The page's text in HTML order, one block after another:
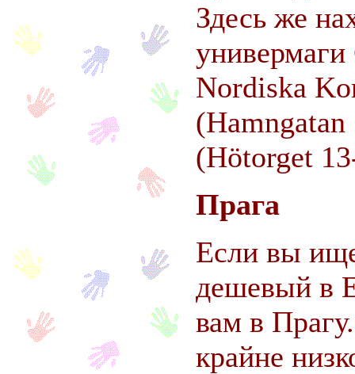
Здесь же
Nordiska
(Hötorget
Прага
Если вы
дешевый в
вам в
крайне